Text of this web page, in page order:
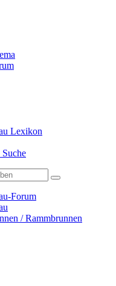
Lexikon
Forum
/ Rammbrunnen